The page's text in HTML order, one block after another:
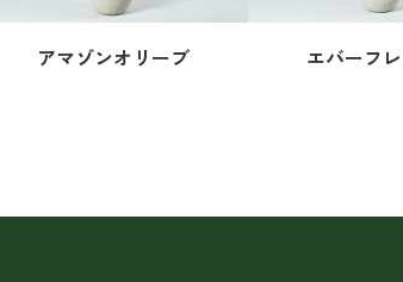
アマゾンオリーブ エバーフ